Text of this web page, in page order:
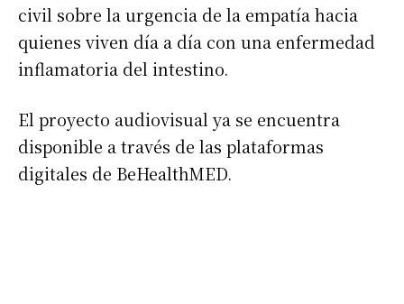
civil sobre la urgencia de la empatía hacia
quienes viven día a día con una enfermedad
inflamatoria del intestino.
El proyecto audiovisual ya se encuentra
disponible a través de las plataformas
digitales de BeHealthMED.